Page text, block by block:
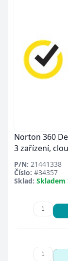
Norton 360
3 zařízení,
P/N: 21441338
Číslo: #34357
Sklad: Skladem